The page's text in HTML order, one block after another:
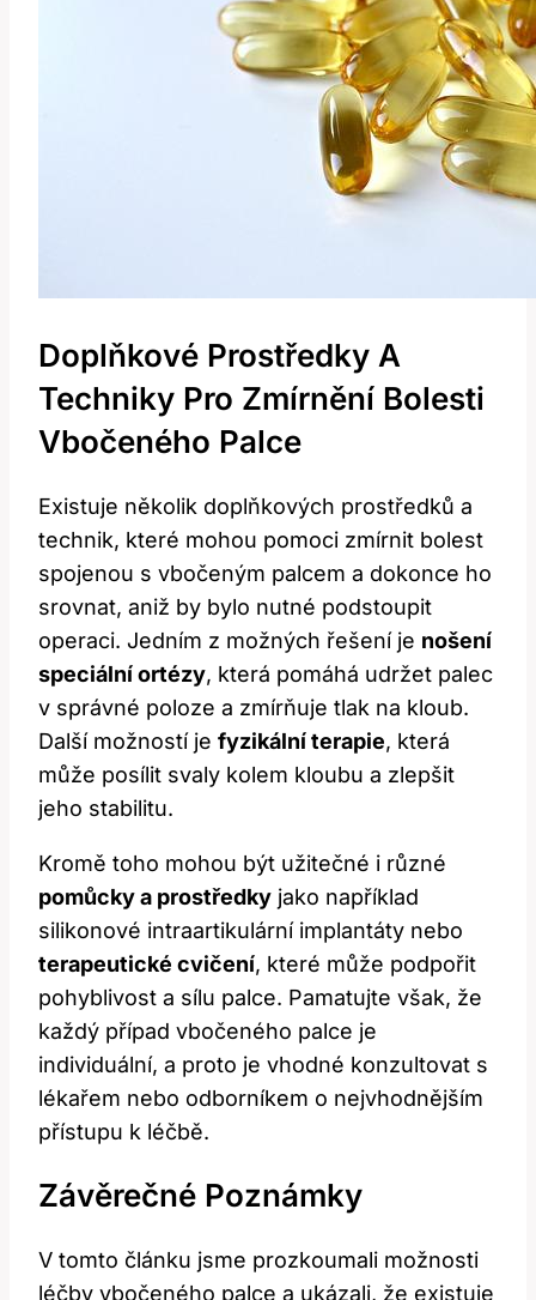
Doplňkové Prostředky A
Techniky Pro Zmírnění Bolesti
Vbočeného Palce
Existuje několik doplňkových prostředků a
technik, které mohou pomoci zmírnit bolest
spojenou s vbočeným palcem a dokonce ho
srovnat, aniž by bylo nutné podstoupit
operaci. Jedním z možných řešení je nošení
speciální ortézy, která pomáhá udržet palec
v správné poloze a zmírňuje tlak na kloub.
Další možností je fyzikální terapie, která
může posílit svaly kolem kloubu a zlepšit
jeho stabilitu.
Kromě toho mohou být užitečné i různé
pomůcky a prostředky jako například
silikonové intraartikulární implantáty nebo
terapeutické cvičení, které může podpořit
pohyblivost a sílu palce. Pamatujte však, že
každý případ vbočeného palce je
individuální, a proto je vhodné konzultovat s
lékařem nebo odborníkem o nejvhodnějším
přístupu k léčbě.
Závěrečné Poznámky
V tomto článku jsme prozkoumali možnosti
léčby vbočeného palce a ukázali, že existuje